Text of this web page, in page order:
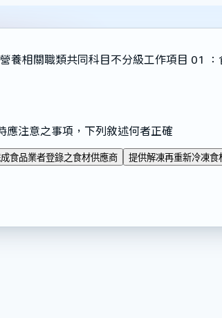
養相關職類共同科目不分級工作項目 01 ：
應注意之事項，下列敘述何者正確
食品業者登錄之食材供應商 提供解凍再重新冷凍食